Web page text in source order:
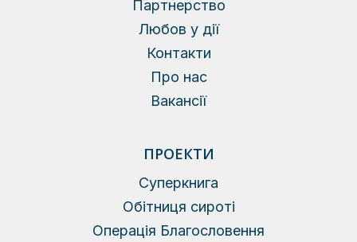
Партнерство
Любов у дії
Контакти
Про нас
Вакансії
ПРОЕКТИ
Суперкнига
Обітниця сироті
Операція Благословення